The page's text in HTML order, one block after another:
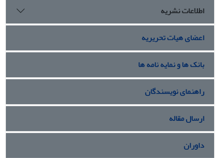
اطلاعات نشریه
اعضای هیات تحریریه
بانک ها و نمایه نامه ها
راهنمای نویسندگان
ارسال مقاله
داوران